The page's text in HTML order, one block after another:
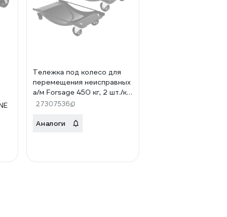
Тележка под колесо для
перемещения неисправных
а/м Forsage 450 кг, 2 шт./к-
т F-TRF0322 (MTRK60001)
27307536
Аналоги